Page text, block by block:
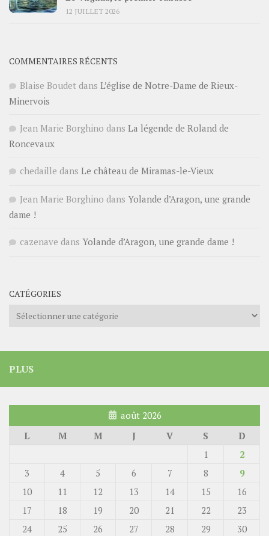
12 JUILLET 2026
COMMENTAIRES RÉCENTS
Blaise Boudet dans L’église de Notre-Dame de Rieux-
Minervois
Jean Marie Borghino dans La légende de Roland de
Roncevaux
chedaille dans Le château de Miramas-le-Vieux
Jean Marie Borghino dans Yolande d’Aragon, une grande
dame !
cazenave dans Yolande d’Aragon, une grande dame !
CATÉGORIES
Catégories
PLUS
août 2026
L
M M J V S
D
1
2
3
4 5 6 7 8
9
10
11 12 13 14 15
16
17
18 19 20 21 22
23
24
25 26 27 28 29
30